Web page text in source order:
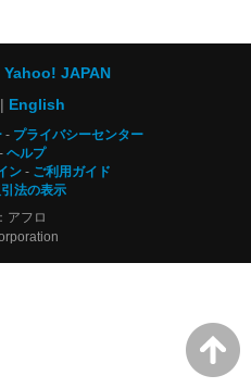
Yahoo! JAPAN
English
プライバシーセンター
ヘルプ
ン
ご利用ガイド
法の表示
アフロ